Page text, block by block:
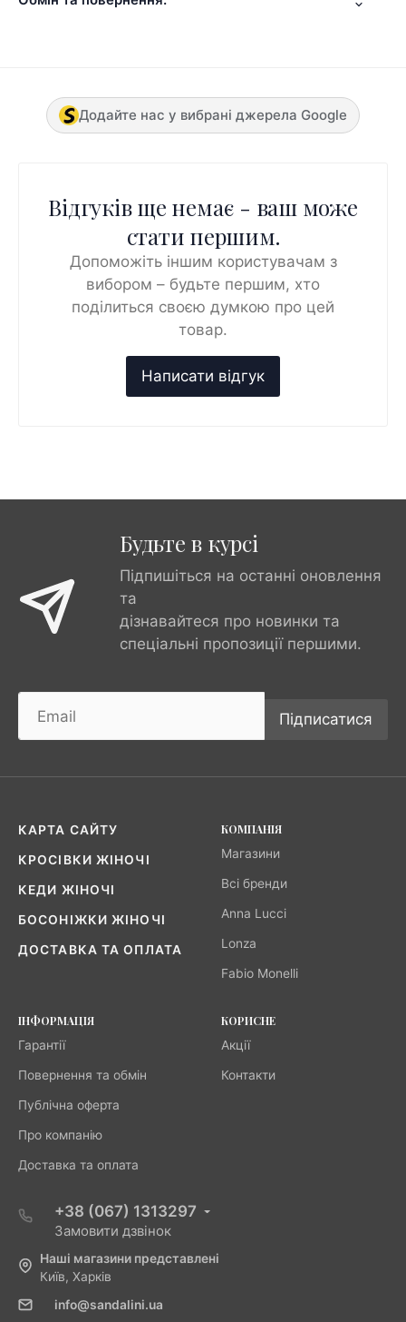
Додайте нас у вибрані джерела Google
Відгуків ще немає - ваш може
стати першим.
Допоможіть іншим користувачам з
вибором – будьте першим, хто
поділиться своєю думкою про цей
товар.
Будьте в курсі
Підпишіться на останні оновлення
та
дізнавайтеся про новинки та
спеціальні пропозиції першими.
Підписатися
КАРТА САЙТУ
КРОСІВКИ ЖІНОЧІ
КЕДИ ЖІНОЧІ
БОСОНІЖКИ ЖІНОЧІ
ДОСТАВКА ТА ОПЛАТА
КОМПАНІЯ
Магазини
Всі бренди
Anna Lucci
Lonza
Fabio Monelli
ІНФОРМАЦІЯ
Гарантії
Повернення та обмін
Публічна оферта
Про компанію
Доставка та оплата
КОРИСНЕ
Акції
Контакти
+38 (067) 1313297
Замовити дзвінок
Наші магазини представлені
Київ, Харків
info@sandalini.ua